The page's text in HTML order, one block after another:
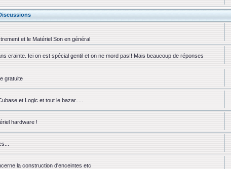
et le Matériel Son en général
crainte. Ici on est spécial gentil et on ne mord pas!! Mais beaucoup de réponses
gratuite
et Logic et tout le bazar.....
hardware !
la construction d'enceintes etc